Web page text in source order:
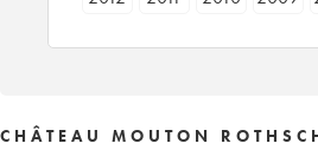
CHÂTEAU MOUTON